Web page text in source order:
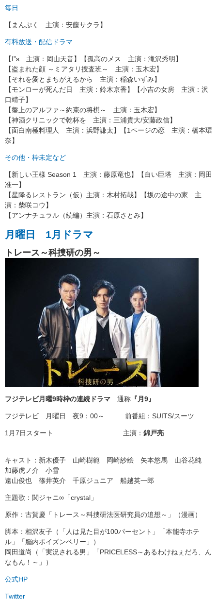
毎日
【まんぷく 主演：安藤サクラ】
有料放送・配信ドラマ
【I”s 主演：岡山天音】【孤高のメス 主演：滝沢秀明】
【盗まれた顔 ～ミアタリ捜査班～ 主演：玉木宏】
【それを愛とまちがえるから 主演：稲森いずみ】
【モンローが死んだ日 主演：鈴木京香】【小吉の女房 主演：沢
口靖子】
【盤上のアルファ～約束の将棋～ 主演：玉木宏】
【神酒クリニックで乾杯を 主演：三浦貴大/安藤政信】
【面白南極料理人 主演：浜野謙太】【1ページの恋 主演：橋本環
奈】
その他・枠未定など
【新しい王様 Season 1 主演：藤原竜也】【白い巨塔 主演：岡田
准一】
【星降るレストラン（仮）主演：木村拓哉】【坂の途中の家 主
演：柴咲コウ】
【アンナチュラル（続編）主演：石原さとみ】
月曜日 1月ドラマ
トレース～科捜研の男～
フジテレビ月曜9時枠の連続ドラマ 通称 『月9』
フジテレビ 月曜日 夜9：00～ 前番組：SUITS/スーツ
1月7日スタート 主演： 錦戸亮
キャスト：新木優子 山崎樹範 岡崎紗絵 矢本悠馬 山谷花純
加藤虎ノ介 小雪
遠山俊也 篠井英介 千原ジュニア 船越英一郎
主題歌：関ジャニ∞「crystal」
原作：古賀慶「トレース～科捜研法医研究員の追想～」（漫画）
脚本：相沢友子（「人は見た目が100パーセント」「本能寺ホテ
ル」「脳内ポイズンベリー」）
岡田道尚（「実況される男」「PRICELESS～あるわけねぇだろ、ん
なもん！～」）
公式HP
Twitter